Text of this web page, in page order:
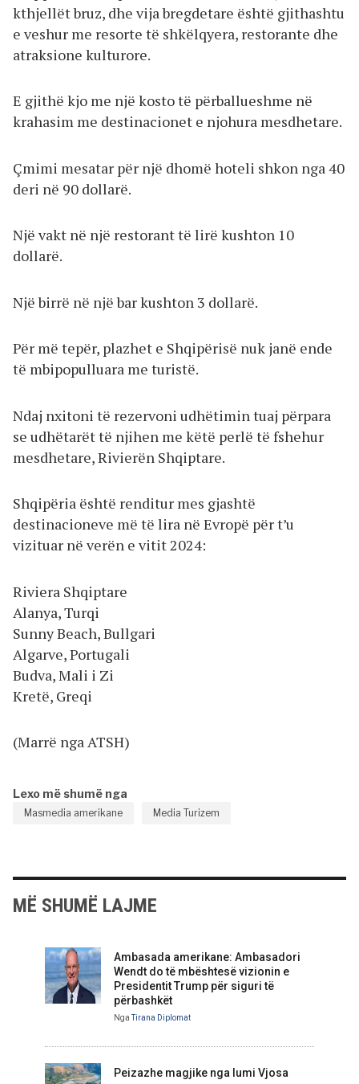
kthjellët bruz, dhe vija bregdetare është gjithashtu
e veshur me resorte të shkëlqyera, restorante dhe
atraksione kulturore.
E gjithë kjo me një kosto të përballueshme në
krahasim me destinacionet e njohura mesdhetare.
Çmimi mesatar për një dhomë hoteli shkon nga 40
deri në 90 dollarë.
Një vakt në një restorant të lirë kushton 10
dollarë.
Një birrë në një bar kushton 3 dollarë.
Për më tepër, plazhet e Shqipërisë nuk janë ende
të mbipopulluara me turistë.
Ndaj nxitoni të rezervoni udhëtimin tuaj përpara
se udhëtarët të njihen me këtë perlë të fshehur
mesdhetare, Rivierën Shqiptare.
Shqipëria është renditur mes gjashtë
destinacioneve më të lira në Evropë për t’u
vizituar në verën e vitit 2024:
Riviera Shqiptare
Alanya, Turqi
Sunny Beach, Bullgari
Algarve, Portugali
Budva, Mali i Zi
Kretë, Greqi
(Marrë nga ATSH)
Lexo më shumë nga
Masmedia amerikane Media Turizem
MË SHUMË LAJME
Ambasada amerikane: Ambasadori
Wendt do të mbështesë vizionin e
Presidentit Trump për siguri të
përbashkët
NgaTirana Diplomat
Peizazhe magjike nga lumi Vjosa